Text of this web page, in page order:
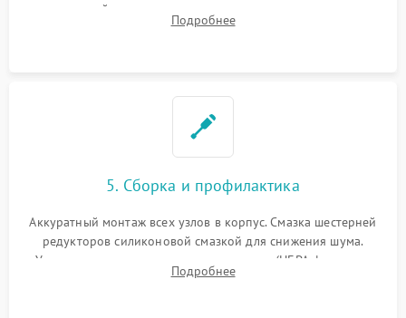
двигателей, изношенного аккумулятора, неисправного
лидара или помпы подачи воды. Восстановление шлейфов и
Подробнее
5. Сборка и профилактика
Аккуратный монтаж всех узлов в корпус. Смазка шестерней
редукторов силиконовой смазкой для снижения шума.
Установка новых расходных материалов (HEPA-фильтров,
микрофибры, щеток). Надежная фиксация разъемов и
Подробнее